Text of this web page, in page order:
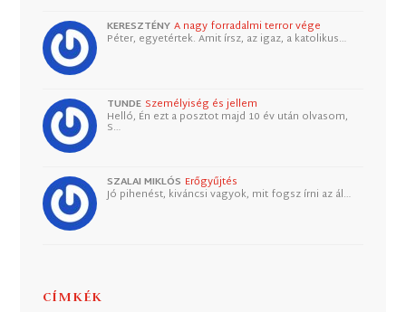
KERESZTÉNY A nagy forradalmi terror vége
Péter, egyetértek. Amit írsz, az igaz, a katolikus…
TUNDE Személyiség és jellem
Helló, Én ezt a posztot majd 10 év után olvasom,
S…
SZALAI MIKLÓS Erőgyűjtés
Jó pihenést, kiváncsi vagyok, mit fogsz írni az ál…
CÍMKÉK